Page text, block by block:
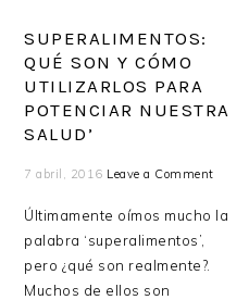
SUPERALIMENTOS:
QUÉ SON Y CÓMO
UTILIZARLOS PARA
POTENCIAR NUESTRA
SALUD’
7 abril, 2016 Leave a Comment
Últimamente oímos mucho la
palabra ‘superalimentos’,
pero ¿qué son realmente?.
Muchos de ellos son